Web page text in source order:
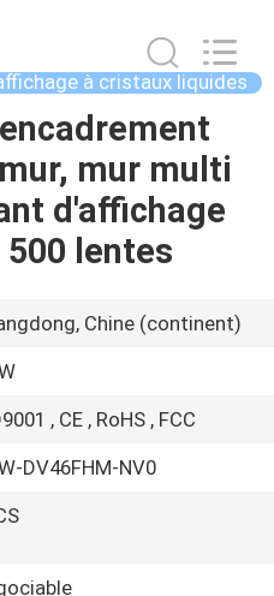
à cristaux liquides
mur multi
d'affichage
lentes
Chine (continent)
, CE , RoHS , FCC
DV46FHM-NV0